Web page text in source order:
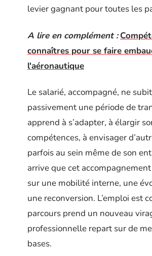
levier gagnant pour toutes les
A lire en complément :
connaîtres pour se faire
l'aéronautique
Le salarié, accompagné, ne
passivement une période de
apprend à s’adapter, à élargir
compétences, à envisager
parfois au sein même de son
arrive que cet
sur une mobilité interne, une
une reconversion. L’emploi est
parcours prend un nouveau
professionnelle repart sur de
bases.